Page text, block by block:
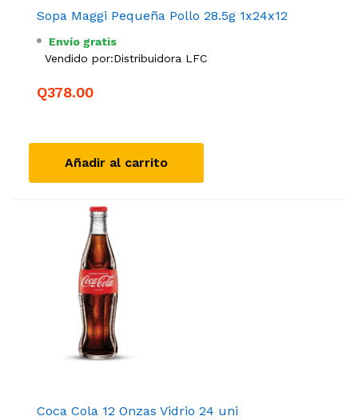
Sopa Maggi Pequeña Pollo 28.5g 1x24x12
Envío gratis
Vendido por:Distribuidora LFC
Q378.00
Añadir al carrito
Coca Cola 12 Onzas Vidrio 24 uni